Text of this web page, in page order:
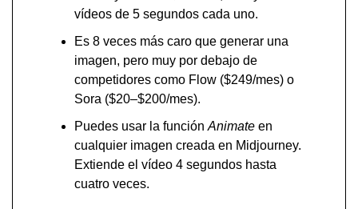
vídeos de 5 segundos cada uno.
Es 8 veces más caro que generar una
imagen, pero muy por debajo de
competidores como Flow ($249/mes) o
Sora ($20–$200/mes).
Puedes usar la función Animate en
cualquier imagen creada en Midjourney.
Extiende el vídeo 4 segundos hasta
cuatro veces.